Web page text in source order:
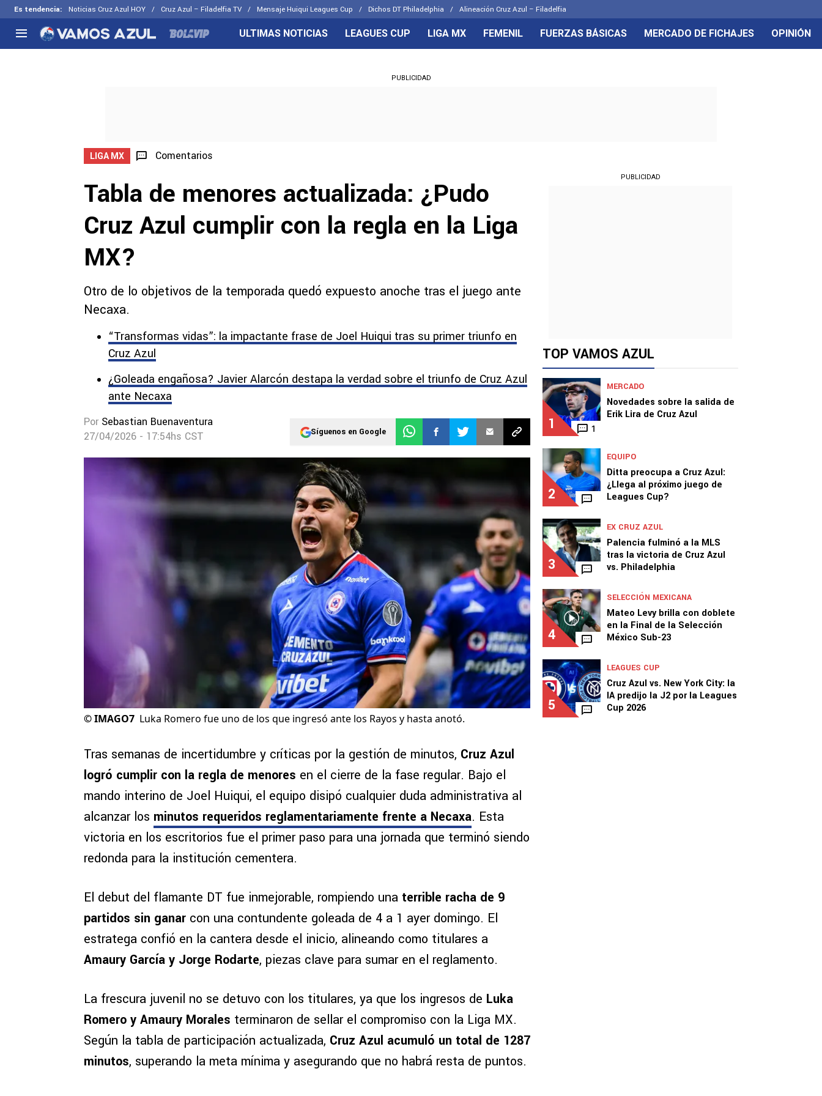
Es tendencia: Noticias Cruz Azul HOY Cruz Azul – Filadelfia TV Mensaje Huiqui Leagues Cup Dichos DT Philadelphia Alineación Cruz Azul – Filadelfia
Selección Mexicana
CELESTES
ULTIMAS NOTICIAS LEAGUES CUP LIGA MX FEMENIL FUERZAS BÁSICAS MERCADO DE FICHAJES OPINIÓN
PUBLICIDAD
LIGA MX Comentarios
Tabla de menores actualizada: ¿Pudo
Cruz Azul cumplir con la regla en la Liga
MX?
Otro de lo objetivos de la temporada quedó expuesto anoche tras el juego ante
Necaxa.
“Transformas vidas”: la impactante frase de Joel Huiqui tras su primer triunfo en
Cruz Azul
¿Goleada engañosa? Javier Alarcón destapa la verdad sobre el triunfo de Cruz Azul
ante Necaxa
Por Sebastian Buenaventura
27/04/2026 - 17:54hs CST
Síguenos en Google
©IMAGO7 Luka Romero fue uno de los que ingresó ante los Rayos y hasta anotó.
Tras semanas de incertidumbre y críticas por la gestión de minutos, Cruz Azul
logró cumplir con la regla de menores en el cierre de la fase regular. Bajo el
mando interino de Joel Huiqui, el equipo disipó cualquier duda administrativa al
alcanzar los minutos requeridos reglamentariamente frente a Necaxa. Esta
victoria en los escritorios fue el primer paso para una jornada que terminó siendo
redonda para la institución cementera.
El debut del flamante DT fue inmejorable, rompiendo una terrible racha de 9
partidos sin ganar con una contundente goleada de 4 a 1 ayer domingo. El
estratega confió en la cantera desde el inicio, alineando como titulares a
Amaury García y Jorge Rodarte, piezas clave para sumar en el reglamento.
La frescura juvenil no se detuvo con los titulares, ya que los ingresos de Luka
Romero y Amaury Morales terminaron de sellar el compromiso con la Liga MX.
Según la tabla de participación actualizada, Cruz Azul acumuló un total de 1287
minutos, superando la meta mínima y asegurando que no habrá resta de puntos.
PUBLICIDAD
TOP VAMOS AZUL
1 1
MERCADO
Novedades sobre la salida de
Erik Lira de Cruz Azul
2
EQUIPO
Ditta preocupa a Cruz Azul:
¿Llega al próximo juego de
Leagues Cup?
3
EX CRUZ AZUL
Palencia fulminó a la MLS
tras la victoria de Cruz Azul
vs. Philadelphia
4
SELECCIÓN MEXICANA
Mateo Levy brilla con doblete
en la Final de la Selección
México Sub-23
5
LEAGUES CUP
Cruz Azul vs. New York City: la
IA predijo la J2 por la Leagues
Cup 2026